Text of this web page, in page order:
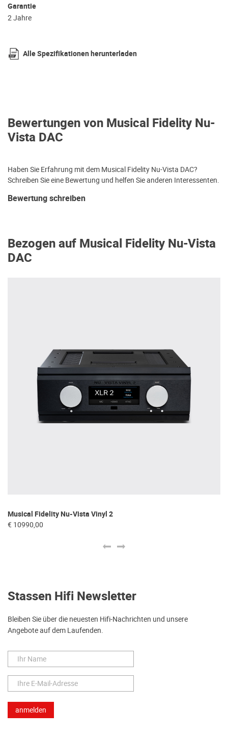
Garantie
2 Jahre
Alle Spezifikationen herunterladen
Bewertungen von Musical Fidelity Nu-
Vista DAC
Haben Sie Erfahrung mit dem Musical Fidelity Nu-Vista DAC?
Schreiben Sie eine Bewertung und helfen Sie anderen Interessenten.
Bewertung schreiben
Bezogen auf Musical Fidelity Nu-Vista
DAC
Musical Fidelity Nu-Vista Vinyl 2
€ 10990,00
Stassen Hifi Newsletter
Bleiben Sie über die neuesten Hifi-Nachrichten und unsere
Angebote auf dem Laufenden.